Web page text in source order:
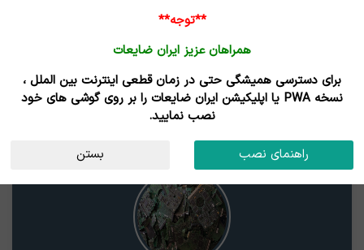
نتایج جستجوی قیمت
**توجه**
همراهان عزیز ایران ضایعات
برای دسترسی همیشگی حتی در زمان قطعی اینترنت بین الملل ،
نسخه PWA یا اپلیکیشن ایران ضایعات را بر روی گوشی های خود
نصب نمایید.
راهنمای نصب بستن